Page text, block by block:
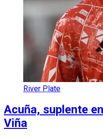
River Plate
Acuña, suplente
Viña